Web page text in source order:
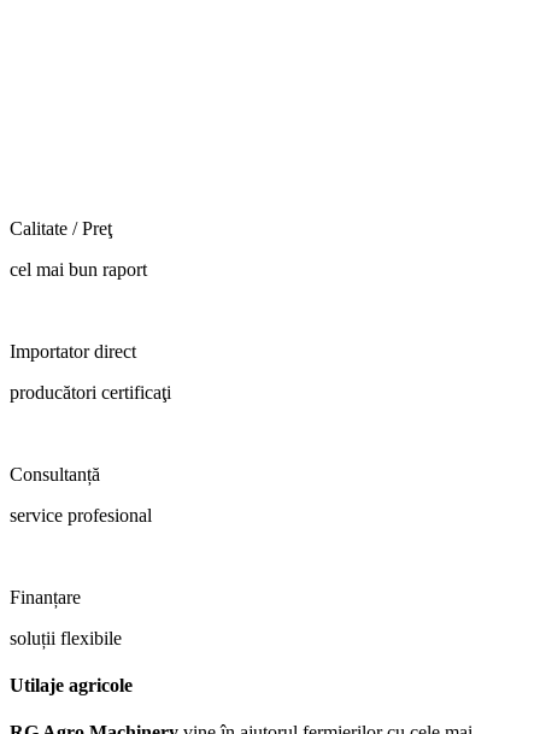
Calitate / Preţ
cel mai bun raport
Importator direct
producători certificaţi
Consultanță
service profesional
Finanțare
soluții flexibile
Utilaje agricole